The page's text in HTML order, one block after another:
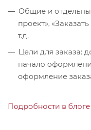
Общие и
проект»,
т.д.
Цели для заказа:
начало
оформление
Подробности в